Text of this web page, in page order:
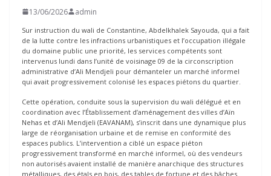
13/06/2026 admin
Sur instruction du wali de Constantine, Abdelkhalek Sayouda, qui a fait
de la lutte contre les infractions urbanistiques et l’occupation illégale
du domaine public une priorité, les services compétents sont
intervenus lundi dans l’unité de voisinage 09 de la circonscription
administrative d’Ali Mendjeli pour démanteler un marché informel
qui avait progressivement colonisé les espaces piétons du quartier.
Cette opération, conduite sous la supervision du wali délégué et en
coordination avec l’Établissement d’aménagement des villes d’Aïn
Nehas et d’Ali Mendjeli (EAVANAM), s’inscrit dans une dynamique plus
large de réorganisation urbaine et de remise en conformité des
espaces publics. L’intervention a ciblé un espace piéton
progressivement transformé en marché informel, où des vendeurs
non autorisés avaient installé de manière anarchique des structures
métalliques, des étals en bois, des tables de fortune et des bâches